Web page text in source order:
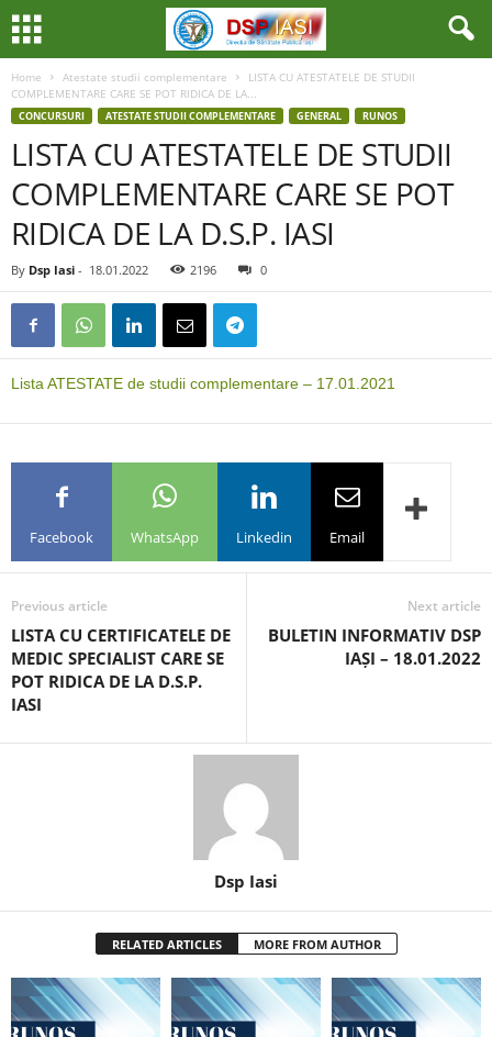
Home Atestate studii complementare
LISTA CU ATESTATELE DE STUDII
COMPLEMENTARE CARE SE POT RIDICA DE LA...
CONCURSURI ATESTATE STUDII COMPLEMENTARE GENERAL RUNOS
LISTA CU ATESTATELE DE STUDII
COMPLEMENTARE CARE SE POT
RIDICA DE LA D.S.P. IASI
By Dsp Iasi - 18.01.2022 2196 0
Lista ATESTATE de studii complementare – 17.01.2021
Facebook WhatsApp Linkedin Email
Previous article
LISTA CU CERTIFICATELE DE
MEDIC SPECIALIST CARE SE
POT RIDICA DE LA D.S.P.
IASI
Next article
BULETIN INFORMATIV DSP
IAȘI – 18.01.2022
Dsp Iasi
RELATED ARTICLES MORE FROM AUTHOR